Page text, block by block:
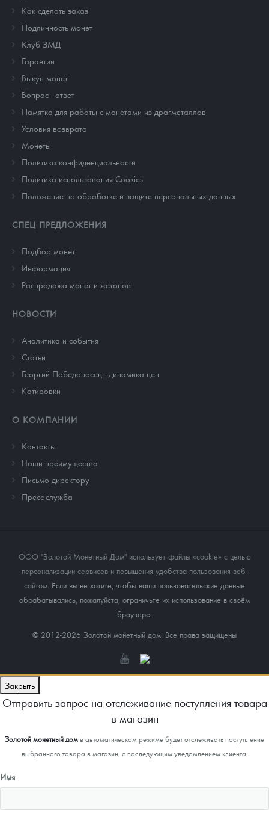
Как сделать заказ
Подлинность монет
Клуб ЗМД
Гарантии
Выкуп монет
Вопрос - ответ
Памятка для работы с монетами из драгметаллов
Условия возврата
Монеты
Политика конфиденциальности
Политика использования Cookies
Положение по обработке и защите персональных данных
СПЕЦ ПРЕДЛОЖЕНИЯ
Подбор монет
Информация
Распродажа монет и жетонов
НОВОСТИ
Аналитика и события
Cтатьи
Георгий Победоносец - динамика цен
Котировки
О КОМПАНИИ
Контакты
Наши преимущества
Письмо директору
Пресс-служба
ООО "Золотой Монетный Дом" использует файлы «cookie» с целью
персонализации сервисов и повышения удобства пользования веб-
сайтом. Если вы не хотите, чтобы ваши пользовательские данные
обрабатывались, пожалуйста, ограничьте их использование в своём
браузере.
© 2012-2026 Золотой монетный дом. Все права защищены
Закрыть
Отправить запрос на отслеживание поступления товара
в магазин
Золотой монетный домв автоматическом режиме будет отслеживать поступление
выбранного товара в магазин, с последующим уведомлением клиента.
Имя